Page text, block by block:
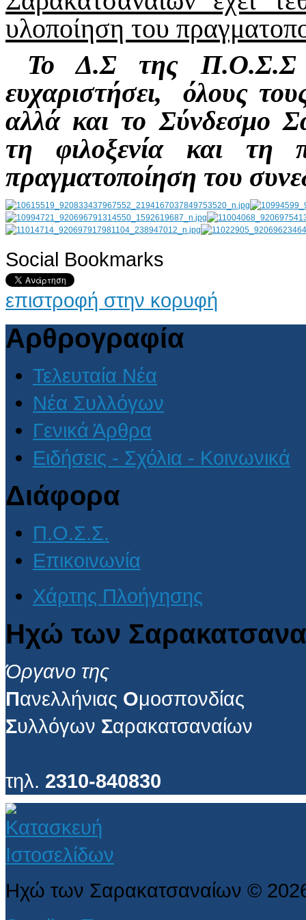
υλοποίηση του
Το Δ.Σ της Π.Ο.Σ.Σ
ευχαριστήσει, όλους
αλλά και το Σύνδεσμο
τη φιλοξενία και τη
πραγματοποίηση του
AdmirorGallery 4.5.0, author/s Vasiljevski& Kekeljevic
Social Bookmarks
επιστροφή στην κορυφή
Αρθρογραφία
Τελευταία Νέα
Νέα Συλλόγων
Γενικά Άρθρα
Ειδήσεις - Σχόλια - Κοινωνικά
Διάφορα
Π.Ο.Σ.Σ.
Επικοινωνία
Χάρτης Πλοήγησης
Ηχώ των
Όργανο της
Πανελλήνιας Ομοσπονδίας
Συλλόγων Σαρακατσαναίων
τηλ. 2310-840830
Ηχώ των Σαρακατσαναίων ©